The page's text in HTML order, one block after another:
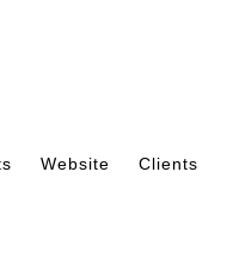
Website Clients